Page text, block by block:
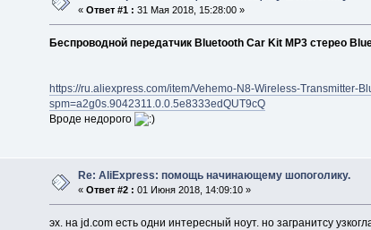
«Ответ #1 : 31 Мая 2018, 15:28:00 »
Беспроводной передатчик Bluetooth Car Kit MP3 стерео
https://ru.aliexpress.com/item/Vehemo-N8-Wireless-
spm=a2g0s.9042311.0.0.5e8333edQUT9cQ
Вроде недорого
Re: AliExpress: помощь начинающему шопоголику.
«Ответ #2 : 01 Июня 2018, 14:09:10 »
эх. на jd.com есть одни интересный ноут. но загранитсу